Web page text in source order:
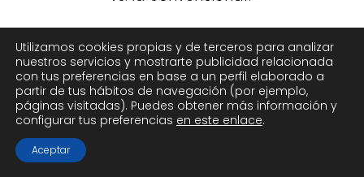
Utilizamos cookies propias y de terceros para analizar
nuestros servicios y mostrarte publicidad relacionada
con tus preferencias en base a un perfil elaborado a
partir de tus hábitos de navegación (por ejemplo,
páginas visitadas). Puedes obtener más información y
configurar tus preferencias en este enlace.
Aceptar